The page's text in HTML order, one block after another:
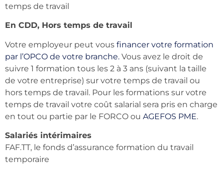
temps de travail
En CDD, Hors temps de travail
Votre employeur peut vous financer votre formation
par l’OPCO de votre branche. Vous avez le droit de
suivre 1 formation tous les 2 à 3 ans (suivant la taille
de votre entreprise) sur votre temps de travail ou
hors temps de travail. Pour les formations sur votre
temps de travail votre coût salarial sera pris en charge
en tout ou partie par le FORCO ou AGEFOS PME.
Salariés intérimaires
FAF.TT, le fonds d’assurance formation du travail
temporaire